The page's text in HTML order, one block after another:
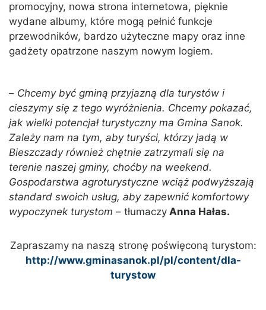
promocyjny, nowa strona internetowa, pięknie
wydane albumy, które mogą pełnić funkcje
przewodników, bardzo użyteczne mapy oraz inne
gadżety opatrzone naszym nowym logiem.
– Chcemy być gminą przyjazną dla turystów i
cieszymy się z tego wyróżnienia. Chcemy pokazać,
jak wielki potencjał turystyczny ma Gmina Sanok.
Zależy nam na tym, aby turyści, którzy jadą w
Bieszczady również chętnie zatrzymali się na
terenie naszej gminy, choćby na weekend.
Gospodarstwa agroturystyczne wciąż podwyższają
standard swoich usług, aby zapewnić komfortowy
wypoczynek turystom – tłumaczy Anna Hałas.
Zapraszamy na naszą stronę poświęconą turystom:
http://www.gminasanok.pl/pl/content/dla-
turystow